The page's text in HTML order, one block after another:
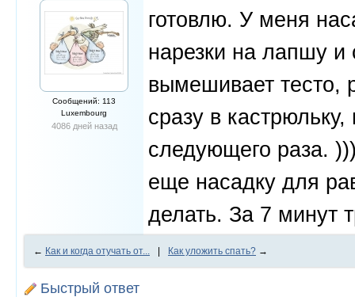
Сообщений: 113
Luxembourg
4086 дней назад
готовлю. У меня
нарезки на лапшу и
вымешивает тесто,
сразу в
следующего раза.
еще насадку для
делать. За 7 минут
← Как и когда отучать от... Как уложить спать? →
Быстрый ответ